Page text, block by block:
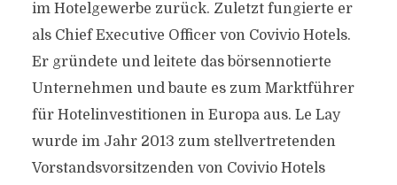
im Hotelgewerbe zurück. Zuletzt fungierte er
als Chief Executive Officer von Covivio Hotels.
Er gründete und leitete das börsennotierte
Unternehmen und baute es zum Marktführer
für Hotelinvestitionen in Europa aus. Le Lay
wurde im Jahr 2013 zum stellvertretenden
Vorstandsvorsitzenden von Covivio Hotels